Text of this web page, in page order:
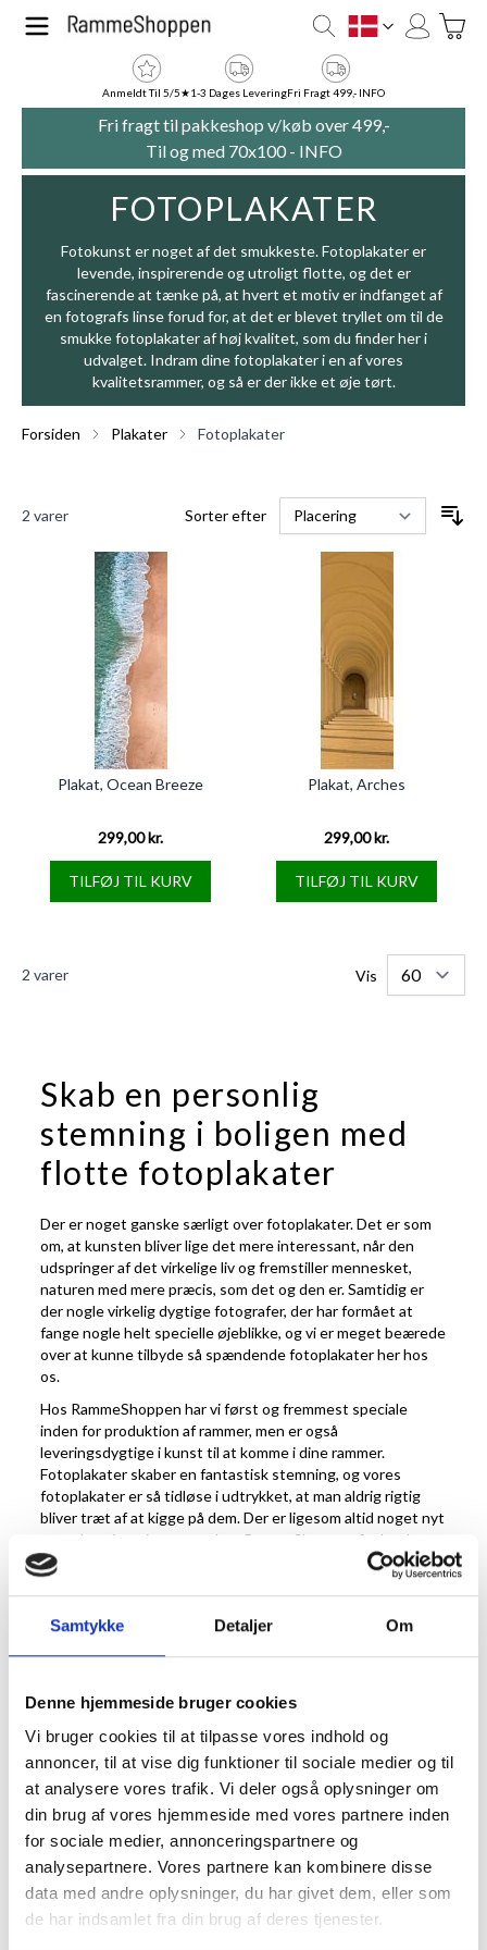
Samtykke Detaljer Om
Denne hjemmeside bruger cookies
Vi bruger cookies til at tilpasse vores indhold og
annoncer, til at vise dig funktioner til sociale medier og til
at analysere vores trafik. Vi deler også oplysninger om
din brug af vores hjemmeside med vores partnere inden
for sociale medier, annonceringspartnere og
analysepartnere. Vores partnere kan kombinere disse
data med andre oplysninger, du har givet dem, eller som
de har indsamlet fra din brug af deres tjenester.
Skip to Content
DK
Anmeldt Til 5/5★1-3 Dages LeveringFri Fragt 499,- INFO
Fri fragt til pakkeshop v/køb over 499,-
Til og med 70x100 - INFO
FOTOPLAKATER
Fotokunst er noget af det smukkeste. Fotoplakater er
levende, inspirerende og utroligt flotte, og det er
fascinerende at tænke på, at hvert et motiv er indfanget af
en fotografs linse forud for, at det er blevet tryllet om til de
smukke fotoplakater af høj kvalitet, som du finder her i
udvalget. Indram dine fotoplakater i en af vores
kvalitetsrammer, og så er der ikke et øje tørt.
Forsiden Plakater Fotoplakater
2 varer Sorter efter
Plakat, Ocean Breeze
299,00 kr.
TILFØJ TIL KURV
Plakat, Arches
299,00 kr.
TILFØJ TIL KURV
2 varer Vis
Skab en personlig
stemning i boligen med
flotte fotoplakater
Der er noget ganske særligt over fotoplakater. Det er som
om, at kunsten bliver lige det mere interessant, når den
udspringer af det virkelige liv og fremstiller mennesket,
naturen med mere præcis, som det og den er. Samtidig er
der nogle virkelig dygtige fotografer, der har formået at
fange nogle helt specielle øjeblikke, og vi er meget beærede
over at kunne tilbyde så spændende fotoplakater her hos
os.
Hos RammeShoppen har vi først og fremmest speciale
inden for produktion af rammer, men er også
leveringsdygtige i kunst til at komme i dine rammer.
Fotoplakater skaber en fantastisk stemning, og vores
fotoplakater er så tidløse i udtrykket, at man aldrig rigtig
bliver træt af at kigge på dem. Der er ligesom altid noget nyt
at opdage i motiverne, og hos RammeShoppen finder du
fotoplakater for enhver smag, der passer supergodt ind i
indretningen i de fleste hjem.
Køb fotoplakater til
hjemmet online
Vi har gjort det nemt at bestille ny kunst hjem til dine
vægge. Vores udvalg af fotoplakater spænder bredt, og
nærmest uanset hvad du er til, kan du finde nye
fotoplakater her, der matcher dine præferencer. Vælg blandt
mange forskellige motiver og plakatstørrelser, og lad én
fotoplakat hænge alene i rummet, eller skab en hel billedvæg
med den ene fortryllende fotoplakat efter den anden. Det
er kun fantasien – og pladsen på væggene naturligvis – der
sætter grænser for, hvordan du kan indrette med